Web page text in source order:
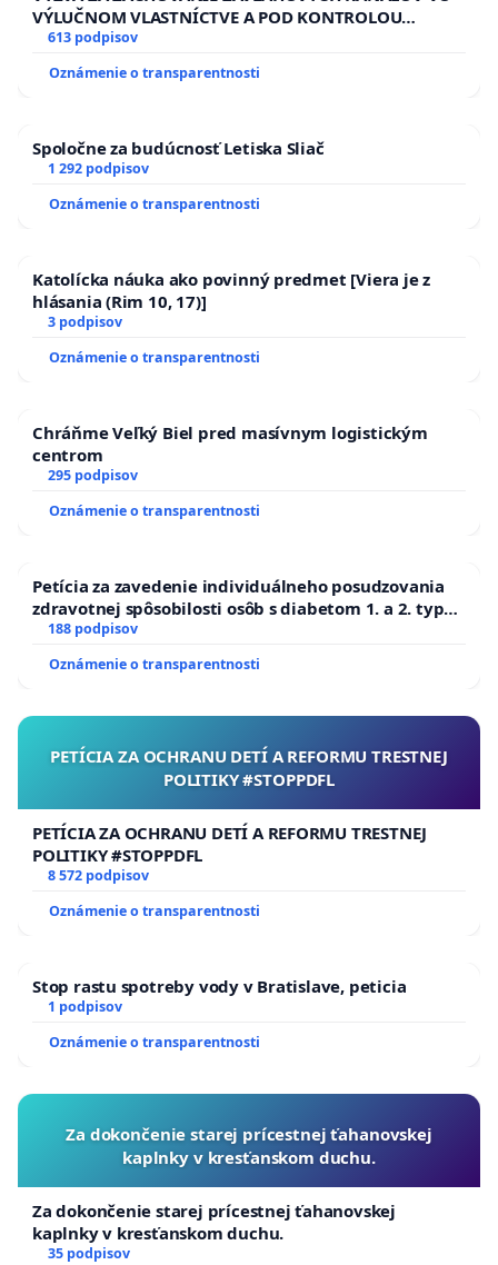
VÝLUČNOM VLASTNÍCTVE A POD KONTROLOU
SLOVENSKEJ REPUBLIKY & žiadosť na riešenie
zanedbaného stavu závlahových a odvodňovacích
kanálov na Slovensku
613 podpisov
Oznámenie o transparentnosti
Spoločne za budúcnosť Letiska Sliač
1 292 podpisov
Oznámenie o transparentnosti
Katolícka náuka ako povinný predmet [Viera je z
hlásania (Rim 10, 17)]
3 podpisov
Oznámenie o transparentnosti
Chráňme Veľký Biel pred masívnym logistickým
centrom
295 podpisov
Oznámenie o transparentnosti
Petícia za zavedenie individuálneho posudzovania
zdravotnej spôsobilosti osôb s diabetom 1. a 2. typu
pri prijímaní do Policajného zboru SR
188 podpisov
Oznámenie o transparentnosti
PETÍCIA ZA OCHRANU DETÍ A REFORMU TRESTNEJ
POLITIKY #STOPPDFL
PETÍCIA ZA OCHRANU DETÍ A REFORMU TRESTNEJ
POLITIKY #STOPPDFL
8 572 podpisov
Oznámenie o transparentnosti
Stop rastu spotreby vody v Bratislave, peticia
1 podpisov
Oznámenie o transparentnosti
Za dokončenie starej prícestnej ťahanovskej
kaplnky v kresťanskom duchu.
Za dokončenie starej prícestnej ťahanovskej
kaplnky v kresťanskom duchu.
35 podpisov